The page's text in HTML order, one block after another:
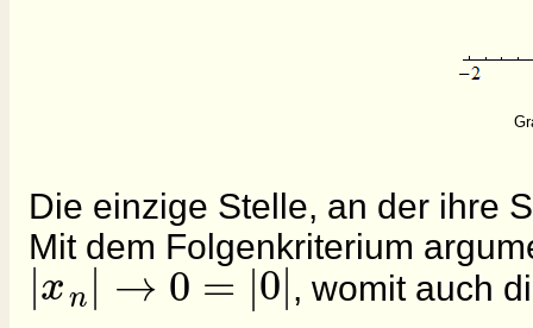
Die einzige Stelle, an der ihre
Mit dem Folgenkriterium
|xn| → 0 = |0|, womit auch